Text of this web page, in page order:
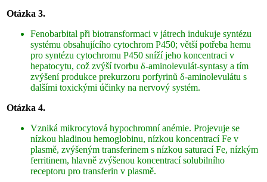
Otázka 3.
Fenobarbital při biotransformaci v játrech indukuje syntézu
systému obsahujícího cytochrom P450; větší potřeba hemu
pro syntézu cytochromu P450 sníží jeho koncentraci v
hepatocytu, což zvýší tvorbu δ-aminolevulát-syntasy a tím
zvýšení produkce prekurzoru porfyrinů δ-aminolevulátu s
dalšími toxickými účinky na nervový systém.
Otázka 4.
Vzniká mikrocytová hypochromní anémie. Projevuje se
nízkou hladinou hemoglobinu, nízkou koncentrací Fe v
plasmě, zvýšeným transferinem s nízkou saturací Fe, nízkým
ferritinem, hlavně zvýšenou koncentrací solubilního
receptoru pro transferin v plasmě.